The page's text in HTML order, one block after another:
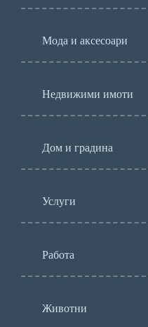
Мода и аксесоари
Недвижими имоти
Дом и градина
Услуги
Работа
Животни